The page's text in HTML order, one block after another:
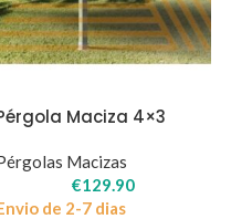
Maciza 4×3
Macizas
€129.90
de 2-7 dias